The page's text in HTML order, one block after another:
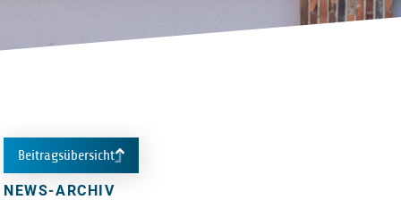
Beitragsübersicht
NEWS-ARCHIV